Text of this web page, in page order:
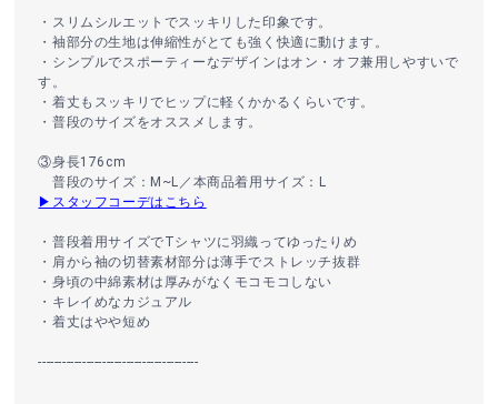
・スリムシルエットでスッキリした印象です。
・袖部分の生地は伸縮性がとても強く快適に動けます。
・シンプルでスポーティーなデザインはオン・オフ兼用しやすいで
す。
・着丈もスッキリでヒップに軽くかかるくらいです。
・普段のサイズをオススメします。
③身長176cm
普段のサイズ：M~L／本商品着用サイズ：L
▶スタッフコーデはこちら
・普段着用サイズでTシャツに羽織ってゆったりめ
・肩から袖の切替素材部分は薄手でストレッチ抜群
・身頃の中綿素材は厚みがなくモコモコしない
・キレイめなカジュアル
・着丈はやや短め
----------------------------------------